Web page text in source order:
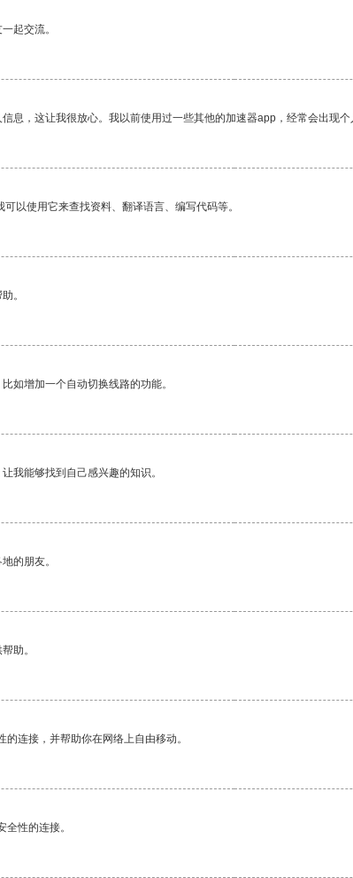
起交流。
息，这让我很放心。我以前使用过一些其他的加速器app，经常会出现个
以使用它来查找资料、翻译语言、编写代码等。
。
如增加一个自动切换线路的功能。
我能够找到自己感兴趣的知识。
的朋友。
助。
连接，并帮助你在网络上自由移动。
性的连接。